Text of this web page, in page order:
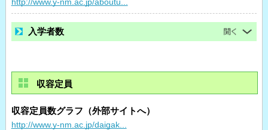
入学者数
収容定員
収容定員数グラフ（外部サイトへ）
http://www.y-nm.ac.jp/daigak...